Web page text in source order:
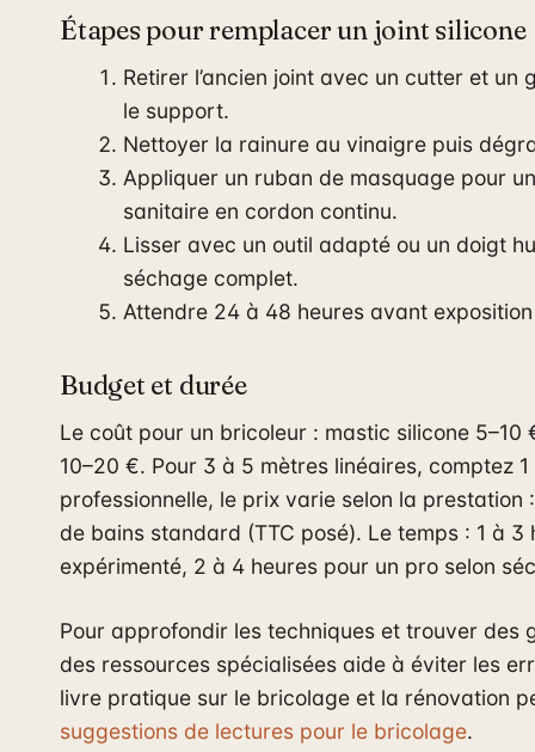
Étapes pour remplacer un joint silicone
Retirer l’ancien joint avec un cutter et un
le support.
Nettoyer la rainure au vinaigre puis
Appliquer un ruban de masquage pour
sanitaire en cordon continu.
Lisser avec un outil adapté ou un doigt
séchage complet.
Attendre 24 à 48 heures avant
Budget et durée
Le coût pour un bricoleur : mastic silicone 5–10
10–20 €. Pour 3 à 5 mètres linéaires, comptez
professionnelle, le prix varie selon la prestation
de bains standard (TTC posé). Le temps : 1 à
expérimenté, 2 à 4 heures pour un pro selon
Pour approfondir les techniques et trouver des
des ressources spécialisées aide à éviter les
livre pratique sur le bricolage et la rénovation
suggestions de lectures pour le bricolage.